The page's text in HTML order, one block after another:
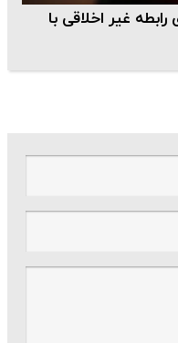
غیر اخلاقی با